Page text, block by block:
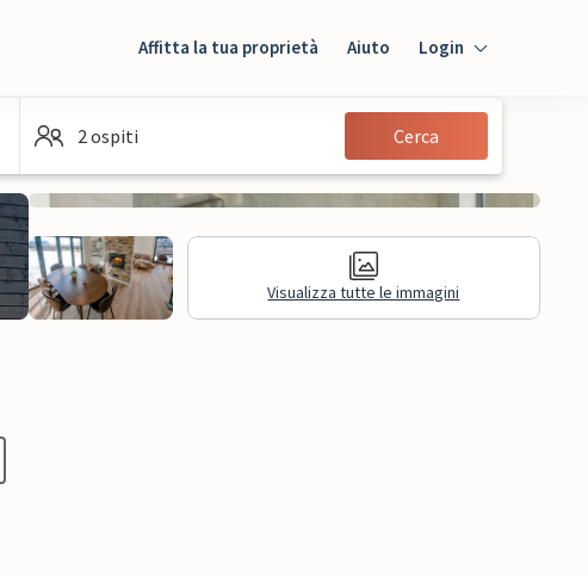
Affitta la tua proprietà Aiuto Login
Ospiti
2 ospiti Cerca
Visualizza tutte le immagini